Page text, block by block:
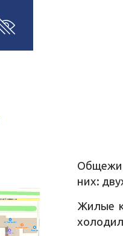
них:
Жилые